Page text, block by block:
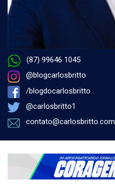
(87) 99646 1045
@blogcarlosbritto
/blogdocarlosbritto
@carlosbritto1
contato@carlosbritto.com